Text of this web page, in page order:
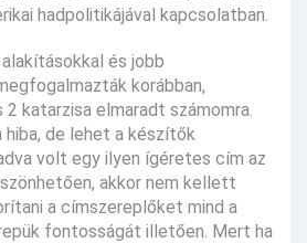
hadpolitikájával kapcsolatban.
és jobb
korábban,
katarzisa elmaradt számomra.
hiba, de lehet a készítők
volt egy ilyen ígéretes cím az
akkor nem kellett
a címszereplőket mind a
fontosságát illetően. Mert ha